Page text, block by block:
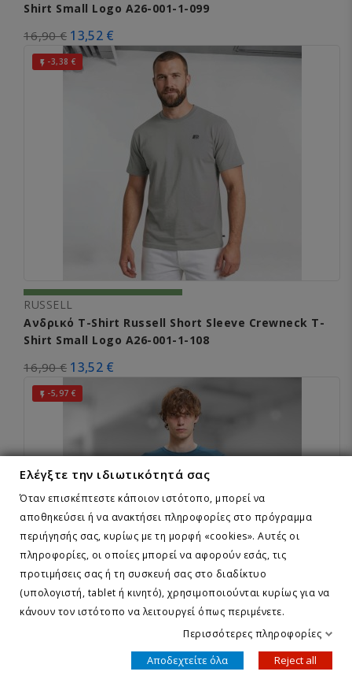
Shirt Small Logo A26-001-1-099
16,90 € 13,52 €
 -3,38 €
RUSSELL
Ανδρικό T-Shirt Russell Short Sleeve Crewneck T-
Shirt Small Logo A26-001-1-108
16,90 € 13,52 €
 -5,97 €
Ανδρικό T-Shirt Magnetic North Men's Aerobreath
Tee A61012 (Hydro)
Ελέγξτε την ιδιωτικότητά σας
Όταν επισκέπτεστε κάποιον ιστότοπο, μπορεί να
αποθηκεύσει ή να ανακτήσει πληροφορίες στο πρόγραμμα
περιήγησής σας, κυρίως με τη μορφή «cookies». Αυτές οι
πληροφορίες, οι οποίες μπορεί να αφορούν εσάς, τις
προτιμήσεις σας ή τη συσκευή σας στο διαδίκτυο
(υπολογιστή, tablet ή κινητό), χρησιμοποιούνται κυρίως για να
κάνουν τον ιστότοπο να λειτουργεί όπως περιμένετε.
Περισσότερες πληροφορίες
Αποδεχτείτε όλα Reject all